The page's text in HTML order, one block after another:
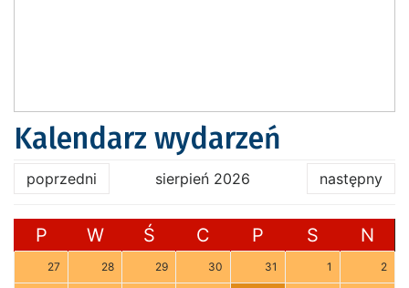
Kalendarz wydarzeń
poprzedni sierpień 2026 następny
P W Ś C P S N
27 28 29 30 31 1 2